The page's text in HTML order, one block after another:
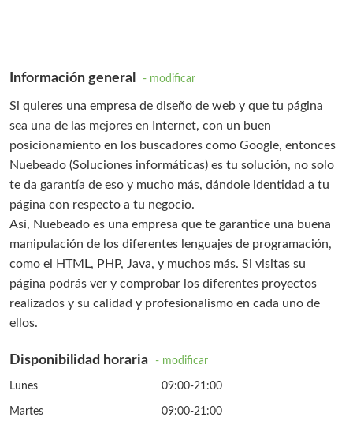
Información general - modificar
Si quieres una empresa de diseño de web y que tu página
sea una de las mejores en Internet, con un buen
posicionamiento en los buscadores como Google, entonces
Nuebeado (Soluciones informáticas) es tu solución, no solo
te da garantía de eso y mucho más, dándole identidad a tu
página con respecto a tu negocio.
Así, Nuebeado es una empresa que te garantice una buena
manipulación de los diferentes lenguajes de programación,
como el HTML, PHP, Java, y muchos más. Si visitas su
página podrás ver y comprobar los diferentes proyectos
realizados y su calidad y profesionalismo en cada uno de
ellos.
Disponibilidad horaria - modificar
Lunes 09:00-21:00
Martes 09:00-21:00